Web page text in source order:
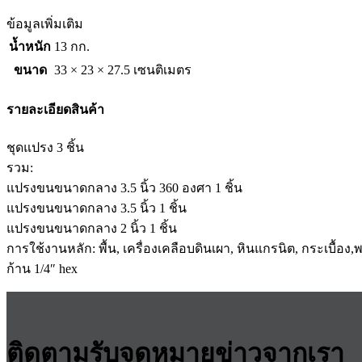
ข้อมูลเพิ่มเติม
น้ำหนัก 13 กก.
ขนาด 33 × 23 × 27.5 เซนติเมตร
รายละเอียดสินค้า
ชุดแปรง 3 ชิ้น
รวม:
แปรงขนขนาดกลาง 3.5 นิ้ว 360 องศา 1 ชิ้น
แปรงขนขนาดกลาง 3.5 นิ้ว 1 ชิ้น
แปรงขนขนาดกลาง 2 นิ้ว 1 ชิ้น
การใช้งานหลัก: พื้น, เครื่องเคลือบดินเผา, หินแกรนิต, กระเบื้อง,
ก้าน 1/4″ hex
ติดตามรับจดหมายข่าวจากเรา